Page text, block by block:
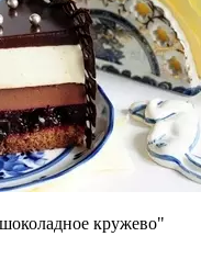
кружево"